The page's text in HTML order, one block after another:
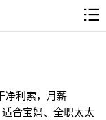
净利索，月薪
合宝妈、全职太太